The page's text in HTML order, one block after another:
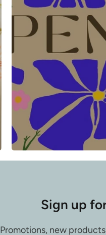
Sign up
Promotions, new